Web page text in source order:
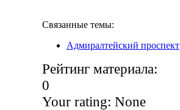
Связанные темы:
Адмиралтейский проспект
Рейтинг материала:
0
Your rating: None